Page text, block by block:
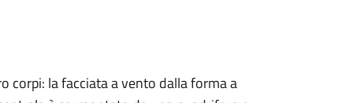
corpi: la facciata a vento dalla forma a